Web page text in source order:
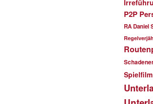
P2P
RA Daniel
Spielfilm